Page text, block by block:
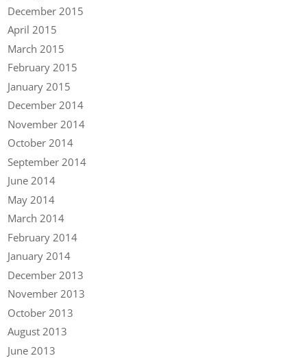
December 2015
April 2015
March 2015
February 2015
January 2015
December 2014
November 2014
October 2014
September 2014
June 2014
May 2014
March 2014
February 2014
January 2014
December 2013
November 2013
October 2013
August 2013
June 2013